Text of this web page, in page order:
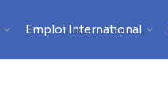
Emploi International